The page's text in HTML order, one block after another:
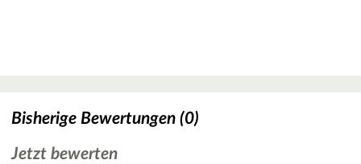
Bisherige Bewertungen (0)
Jetzt bewerten